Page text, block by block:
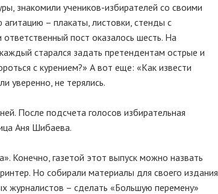
знакомили учеников-избирателей со своими
– плакаты, листовки, стенды с
пост оказалось шесть. На
старался задать претендентам острые и
с курением?» А вот еще: «Как извести
уверенно, не терялись.
После подсчета голосов избирательная
Аня Шибаева.
Конечно, газетой этот выпуск можно назвать
Но собирали материалы для своего издания
журналистов – сделать «Большую перемену»